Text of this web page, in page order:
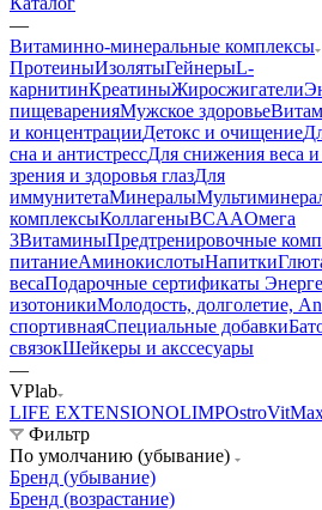
—
Витаминно-минеральные комплексы
ПротеиныИзолятыГейнерыL-
карнитинКреатиныЖиросжигатели
пищеваренияМужское здоровье
и концентрацииДетокс и очищение
сна и антистрессДля снижения веса и
зрения и здоровья глазДля
иммунитетаМинералы
комплексыКоллагеныBCAAОмега
3ВитаминыПредтренировочные
питаниеАминокислотыНапитки
весаПодарочные сертификаты
изотоникиМолодость, долголетие,
спортивнаяСпециальные добавки
связокШейкеры и акссесуары
—
VPlab
LIFE EXTENSIONOLIMPOstroVit
Фильтр
По умолчанию (убывание)
Бренд (убывание)
Бренд (возрастание)